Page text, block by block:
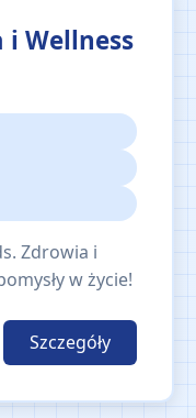
i Wellness
Zdrowia i
w życie!
Szczegóły